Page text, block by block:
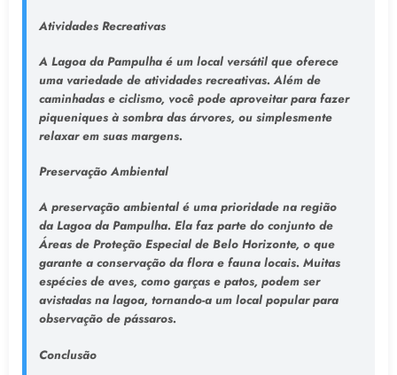
Atividades Recreativas
A Lagoa da Pampulha é um local versátil que oferece
uma variedade de atividades recreativas. Além de
caminhadas e ciclismo, você pode aproveitar para fazer
piqueniques à sombra das árvores, ou simplesmente
relaxar em suas margens.
Preservação Ambiental
A preservação ambiental é uma prioridade na região
da Lagoa da Pampulha. Ela faz parte do conjunto de
Áreas de Proteção Especial de Belo Horizonte, o que
garante a conservação da flora e fauna locais. Muitas
espécies de aves, como garças e patos, podem ser
avistadas na lagoa, tornando-a um local popular para
observação de pássaros.
Conclusão